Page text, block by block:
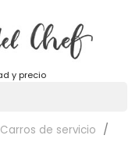
y precio
Carros de servicio